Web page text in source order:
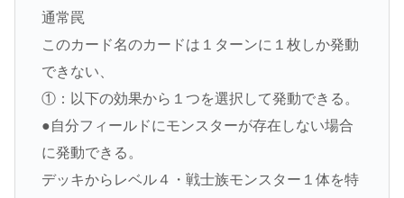
通常罠
このカード名のカードは１ターンに１枚しか発動
できない、
①：以下の効果から１つを選択して発動できる。
●自分フィールドにモンスターが存在しない場合
に発動できる。
デッキからレベル４・戦士族モンスター１体を特